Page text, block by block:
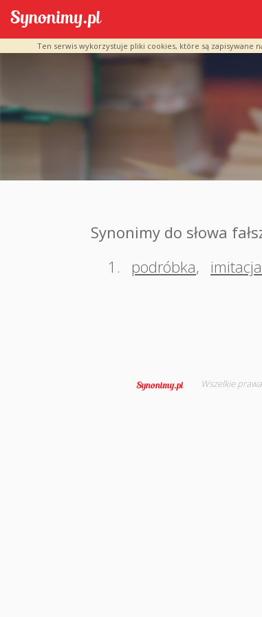
Ten serwis wykorzystuje pliki cookies, które są zapisywane
Synonimy do słowa
1.
podróbka, imitacja
Wszelkie